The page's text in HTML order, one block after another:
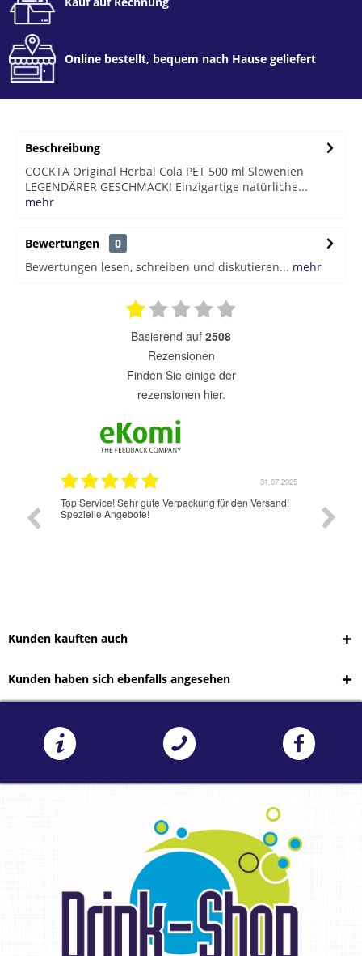
Online bestellt, bequem nach Hause geliefert
Beschreibung
COCKTA Original Herbal Cola PET 500 ml Slowenien
LEGENDÄRER GESCHMACK! Einzigartige natürliche...
mehr
Bewertungen
0
Bewertungen lesen, schreiben und diskutieren... mehr
basierend auf 2508
Rezensionen
finden Sie einige der
rezensionen hier.
31.07.2025
für den Versand! Jetzt hat es wunderbar und schnell geklappt.
Kunden kauften auch
Kunden haben sich ebenfalls angesehen